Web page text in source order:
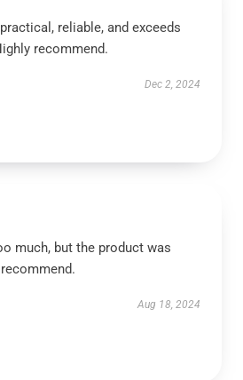
reliable, and exceeds
recommend.
Dec 2, 2024
much, but the product was
Aug 18, 2024